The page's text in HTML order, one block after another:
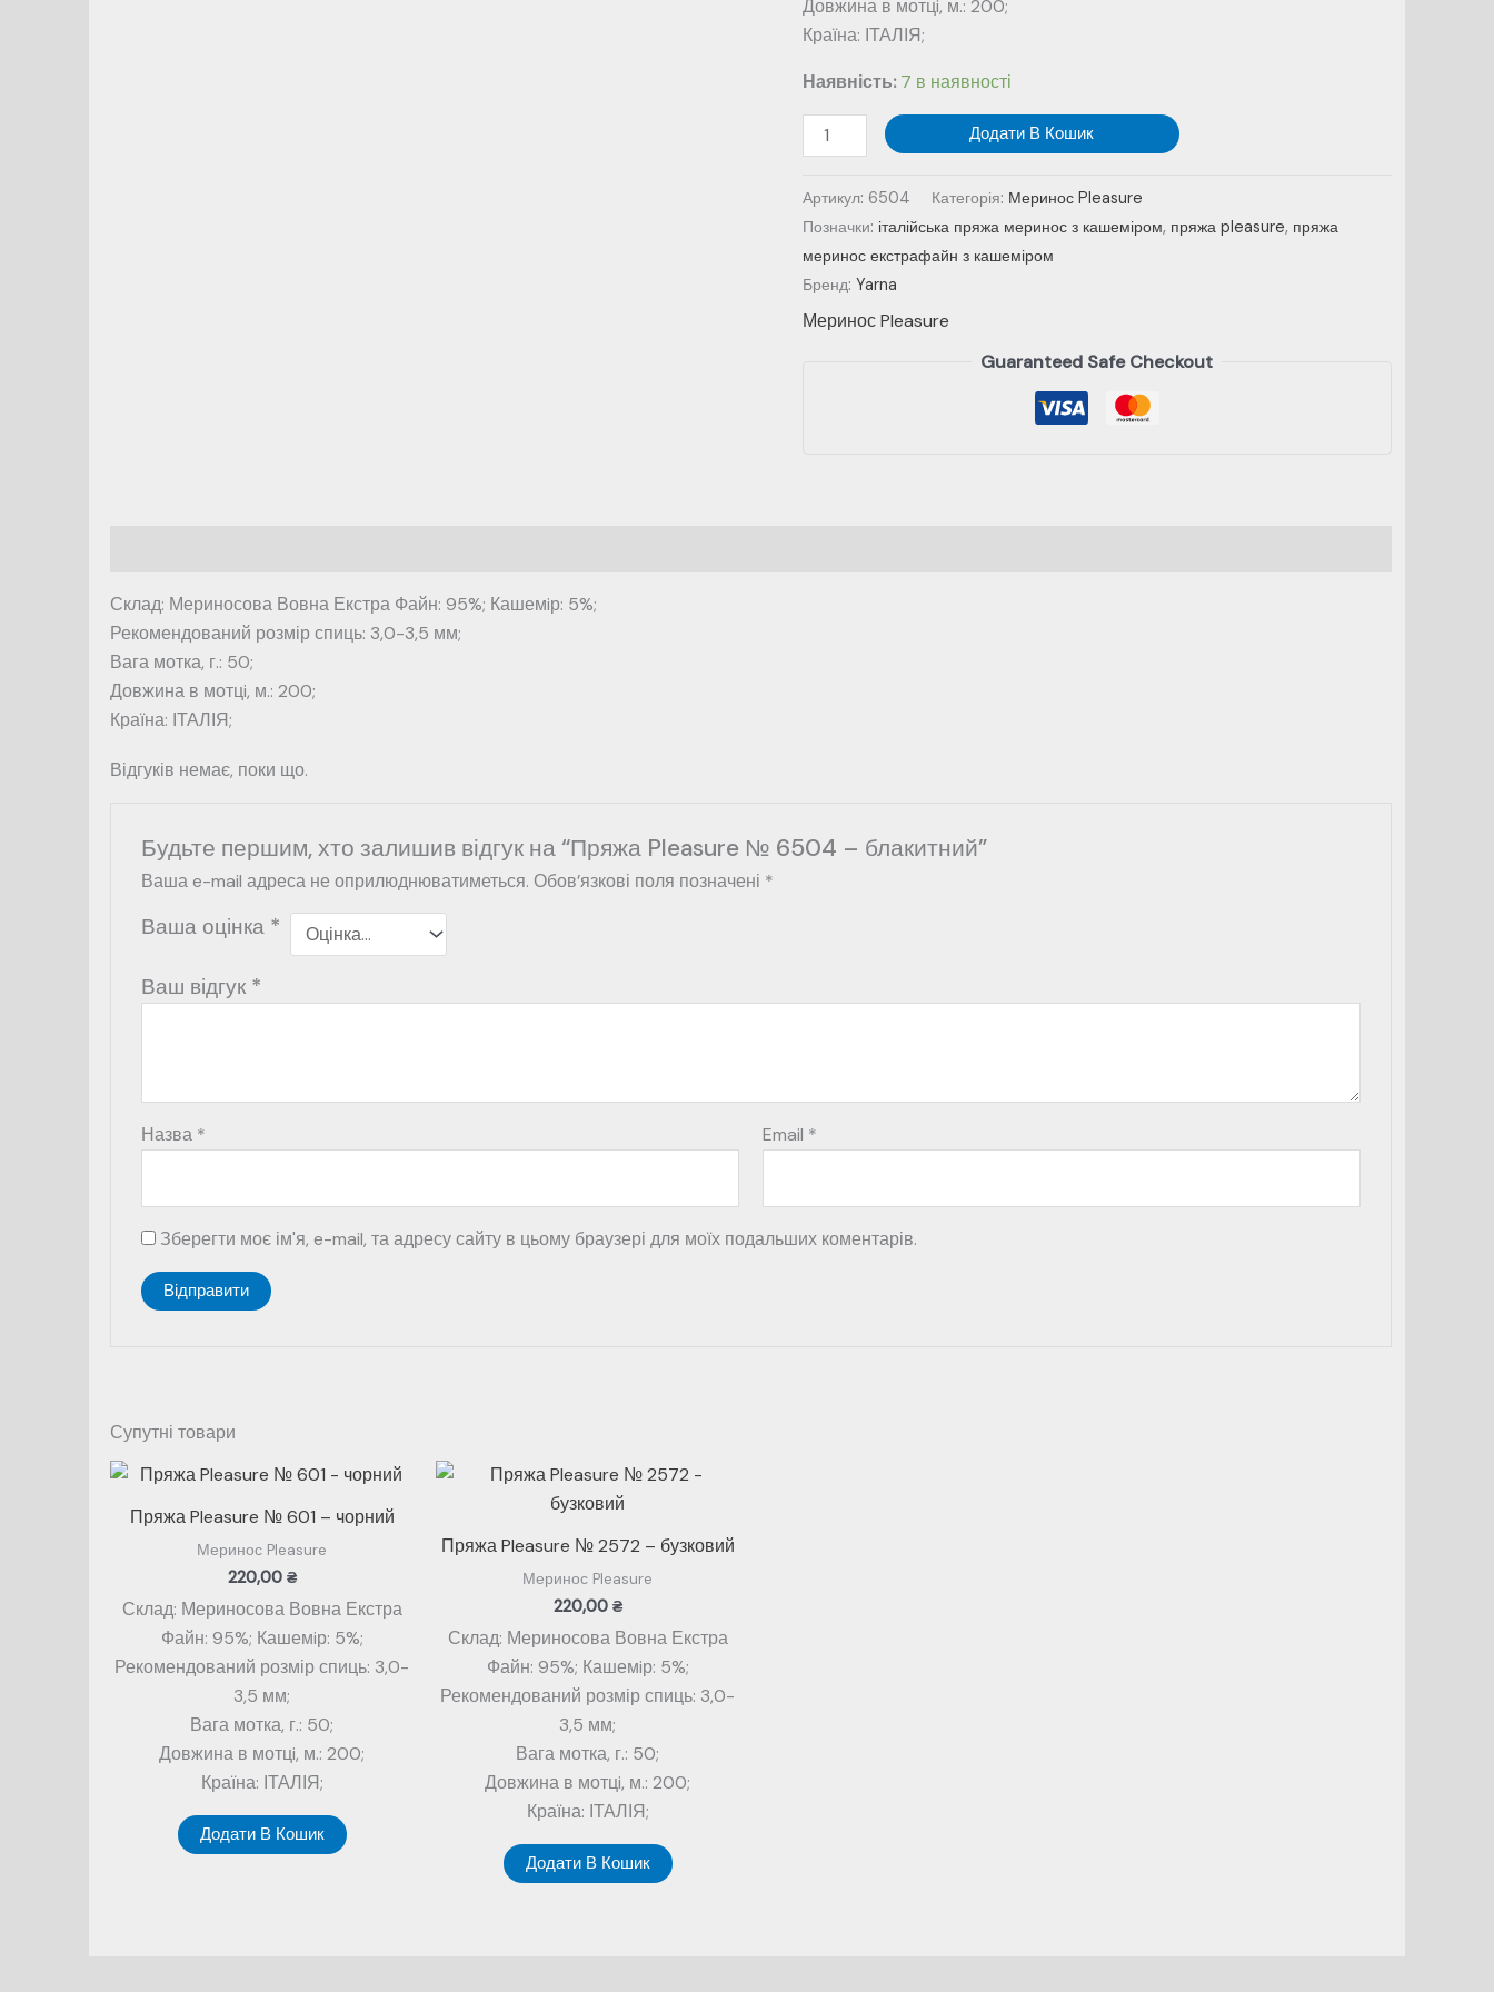
Довжина в мотцi, м.: 200;
Країна: ІТАЛІЯ;
Наявність: 7 в наявності
Пряжа
Pleasure
6504
блакитний
кількість
Додати В Кошик
Артикул: 6504 Категорія: Меринос Pleasure
Позначки: італійська пряжа меринос з кашеміром, пряжа pleasure, пряжа
меринос екстрафайн з кашеміром
Бренд: Yarna
Меринос Pleasure
Guaranteed Safe Checkout
Склад: Мериносова Вовна Екстра Файн: 95%; Кашемiр: 5%;
Рекомендований розмір спиць: 3,0-3,5 мм;
Вага мотка, г.: 50;
Довжина в мотцi, м.: 200;
Країна: ІТАЛІЯ;
Відгуків немає, поки що.
Будьте першим, хто залишив відгук на “Пряжа Pleasure № 6504 – блакитний”
Ваша e-mail адреса не оприлюднюватиметься. Обов’язкові поля позначені *
Ваша оцінка *
Ваш відгук *
Назва * Email *
Зберегти моє ім'я, e-mail, та адресу сайту в цьому браузері для моїх подальших коментарів.
Супутні товари
Пряжа Pleasure № 601 – чорний
Меринос Pleasure
220,00 ₴
Склад: Мериносова Вовна Екстра
Файн: 95%; Кашемiр: 5%;
Рекомендований розмір спиць: 3,0-
3,5 мм;
Вага мотка, г.: 50;
Довжина в мотцi, м.: 200;
Країна: ІТАЛІЯ;
Додати В Кошик
Пряжа Pleasure № 2572 – бузковий
Меринос Pleasure
220,00 ₴
Склад: Мериносова Вовна Екстра
Файн: 95%; Кашемiр: 5%;
Рекомендований розмір спиць: 3,0-
3,5 мм;
Вага мотка, г.: 50;
Довжина в мотцi, м.: 200;
Країна: ІТАЛІЯ;
Додати В Кошик